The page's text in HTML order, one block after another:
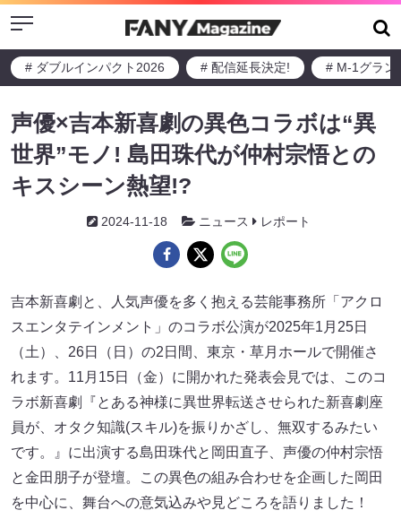
Menu
# ダブルインパクト2026 # 配信延長決定! # M-1グラン
声優×吉本新喜劇の異色コラボは“異
世界”モノ! 島田珠代が仲村宗悟との
キスシーン熱望!?
2024-11-18 ニュース レポート
吉本新喜劇と、人気声優を多く抱える芸能事務所「アクロ
スエンタテインメント」のコラボ公演が2025年1月25日
（土）、26日（日）の2日間、東京・草月ホールで開催さ
れます。11月15日（金）に開かれた発表会見では、このコ
ラボ新喜劇『とある神様に異世界転送させられた新喜劇座
員が、オタク知識(スキル)を振りかざし、無双するみたい
です。』に出演する島田珠代と岡田直子、声優の仲村宗悟
と金田朋子が登壇。この異色の組み合わせを企画した岡田
を中心に、舞台への意気込みや見どころを語りました！